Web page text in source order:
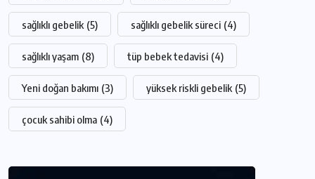
sağlıklı gebelik (5) sağlıklı gebelik süreci (4)
sağlıklı yaşam (8) tüp bebek tedavisi (4)
Yeni doğan bakımı (3) yüksek riskli gebelik (5)
çocuk sahibi olma (4)